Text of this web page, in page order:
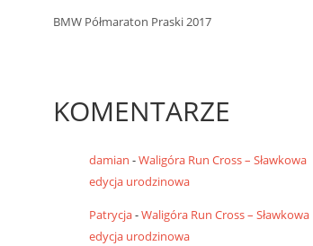
BMW Półmaraton Praski 2017
KOMENTARZE
damian -Waligóra Run Cross – Sławkowa
edycja urodzinowa
Patrycja-Waligóra Run Cross – Sławkowa
edycja urodzinowa